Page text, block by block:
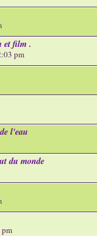
et film .
pm
l'eau
du monde